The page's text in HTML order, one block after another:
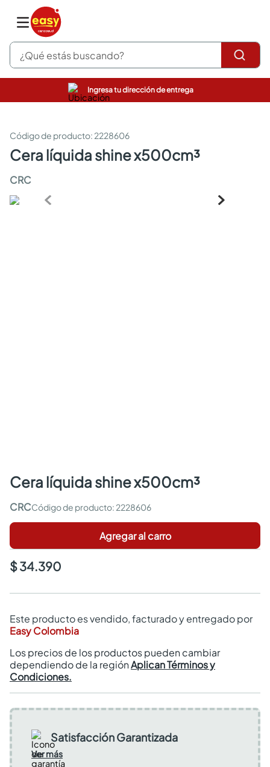
¿Qué estás buscando?
Ingresa tu dirección de entrega
: 2228606
cera líquida shine x500cm³
CRC
cera líquida shine x500cm³
CRC : 2228606
Agregar al carro
$ 34.390
Este producto es vendido, facturado y entregado por
Easy Colombia
Los precios de los productos pueden cambiar
dependiendo de la regiónAplican Términos y
Condiciones.
Satisfacción Garantizada
Ver más
pinturas
sanitarios
comedor
pisos
armarios closet